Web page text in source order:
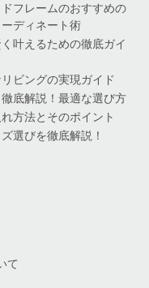
フレームのおすすめの
ディネート術
叶えるための徹底ガイ
ビングの実現ガイド
底解説！最適な選び方
方法とそのポイント
選びを徹底解説！
て